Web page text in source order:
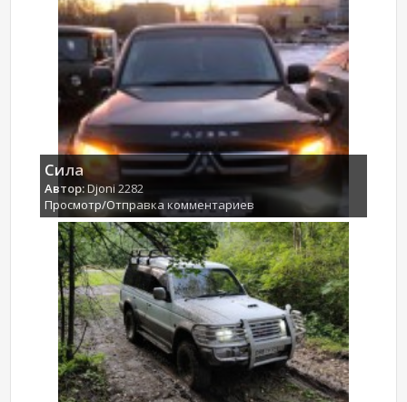
Сила
Автор:Djoni 2282
Просмотр/Отправка комментариев